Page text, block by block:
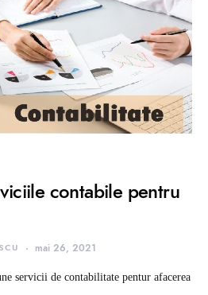
contabile pentru
mai 26, 2021
servicii de contabilitate pentur afacerea